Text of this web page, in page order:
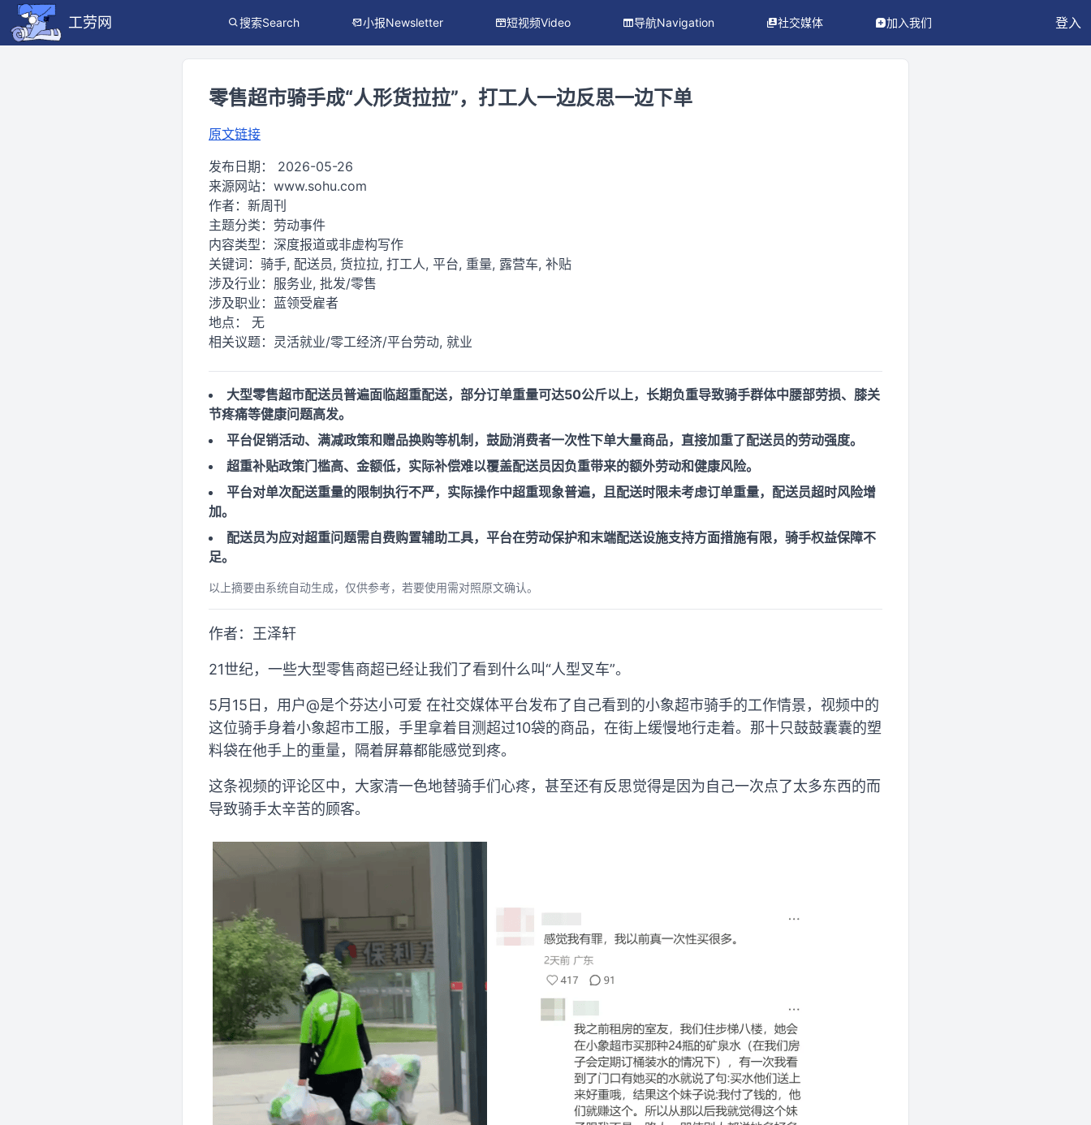
工劳网 搜索Search 小报Newsletter 短视频Video 导航Navigation 社交媒体 加入我们 登入
零售超市骑手成“人形货拉拉”，打工人一边反思一边下单
原文链接
发布日期： 2026-05-26
来源网站： www.sohu.com
作者： 新周刊
主题分类： 劳动事件
内容类型： 深度报道或非虚构写作
关键词： 骑手, 配送员, 货拉拉, 打工人, 平台, 重量, 露营车, 补贴
涉及行业： 服务业, 批发/零售
涉及职业： 蓝领受雇者
地点： 无
相关议题： 灵活就业/零工经济/平台劳动, 就业
大型零售超市配送员普遍面临超重配送，部分订单重量可达50公斤以上，长期负重导致骑手群体中腰部劳损、膝关
节疼痛等健康问题高发。
平台促销活动、满减政策和赠品换购等机制，鼓励消费者一次性下单大量商品，直接加重了配送员的劳动强度。
超重补贴政策门槛高、金额低，实际补偿难以覆盖配送员因负重带来的额外劳动和健康风险。
平台对单次配送重量的限制执行不严，实际操作中超重现象普遍，且配送时限未考虑订单重量，配送员超时风险增
加。
配送员为应对超重问题需自费购置辅助工具，平台在劳动保护和末端配送设施支持方面措施有限，骑手权益保障不
足。
以上摘要由系统自动生成，仅供参考，若要使用需对照原文确认。
作者：王泽轩
21世纪，一些大型零售商超已经让我们了看到什么叫“人型叉车”。
5月15日，用户@是个芬达小可爱 在社交媒体平台发布了自己看到的小象超市骑手的工作情景，视频中的
这位骑手身着小象超市工服，手里拿着目测超过10袋的商品，在街上缓慢地行走着。那十只鼓鼓囊囊的塑
料袋在他手上的重量，隔着屏幕都能感觉到疼。
这条视频的评论区中，大家清一色地替骑手们心疼，甚至还有反思觉得是因为自己一次点了太多东西的而
导致骑手太辛苦的顾客。